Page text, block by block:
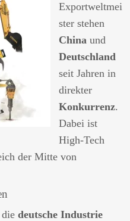
Exportweltmei
ster stehen
China und
Deutschland
seit Jahren in
direkter
Konkurrenz.
Dabei ist
High-Tech
der Mitte von
deutsche Industrie